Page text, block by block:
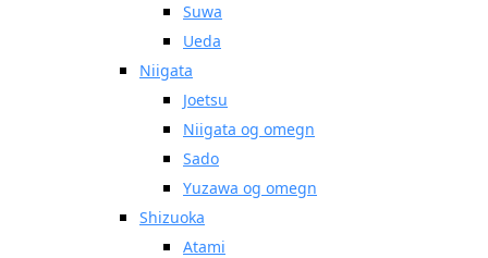
Suwa
Ueda
Niigata
Joetsu
Niigata og omegn
Sado
Yuzawa og omegn
Shizuoka
Atami